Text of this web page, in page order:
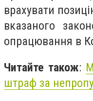
врахувати
вказаного
опрацювання в
Читайте також:
штраф за